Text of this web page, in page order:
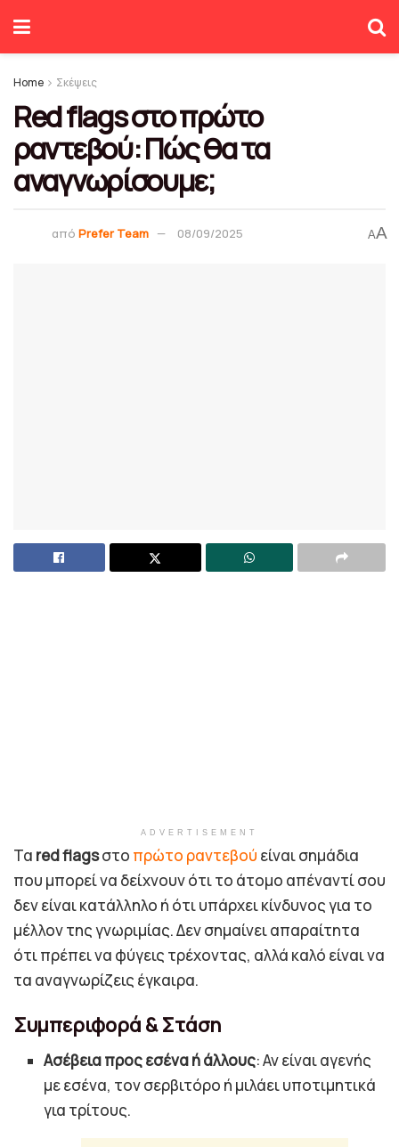
Home Σκέψεις
Red flags στο πρώτο
ραντεβού: Πώς θα τα
αναγνωρίσουμε;
από Prefer Team 08/09/2025 AA
ADVERTISEMENT
Τα red flagsστο πρώτο ραντεβού είναι σημάδια
που μπορεί να δείχνουν ότι το άτομο απέναντί σου
δεν είναι κατάλληλο ή ότι υπάρχει κίνδυνος για το
μέλλον της γνωριμίας. Δεν σημαίνει απαραίτητα
ότι πρέπει να φύγεις τρέχοντας, αλλά καλό είναι να
τα αναγνωρίζεις έγκαιρα.
Συμπεριφορά & Στάση
Ασέβεια προς εσένα ή άλλους: Αν είναι αγενής
με εσένα, τον σερβιτόρο ή μιλάει υποτιμητικά
για τρίτους.